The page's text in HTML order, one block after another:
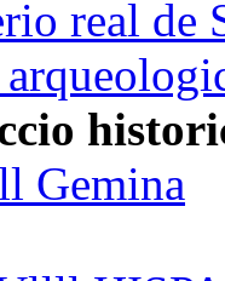
real de
Gemina